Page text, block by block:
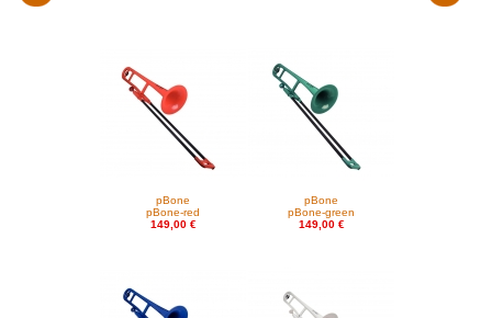
pBone
pBone-red
149,00 €
pBone
pBone-green
149,00 €